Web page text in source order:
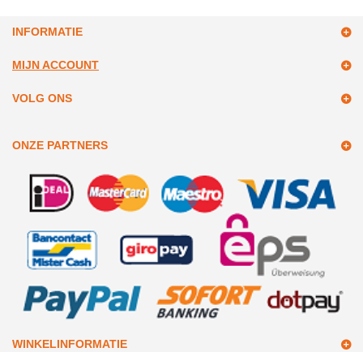
INFORMATIE
MIJN ACCOUNT
VOLG ONS
ONZE PARTNERS
WINKELINFORMATIE